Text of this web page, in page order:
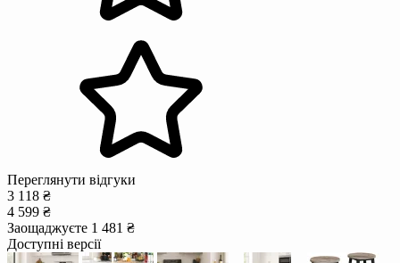
Переглянути відгуки
3 118 ₴
4 599 ₴
Заощаджуєте 1 481 ₴
Доступні версії